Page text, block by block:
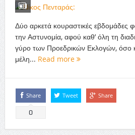
Δύο αρκετά κουραστικές εβδομάδες
την Αστυνομία, αφού καθ’ όλη τη
γύρο των Προεδρικών Εκλογών, όσο
μέλη... Read more
Share
0
Tweet Share